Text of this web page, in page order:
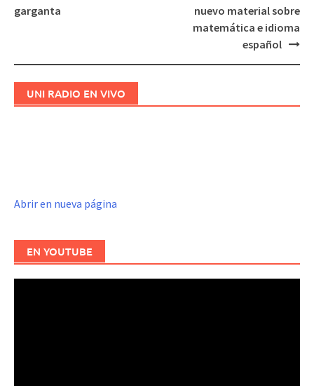
Navegación
de
garganta
nuevo material sobre
matemática e idioma
español
UNI RADIO EN VIVO
Abrir en nueva página
EN YOUTUBE